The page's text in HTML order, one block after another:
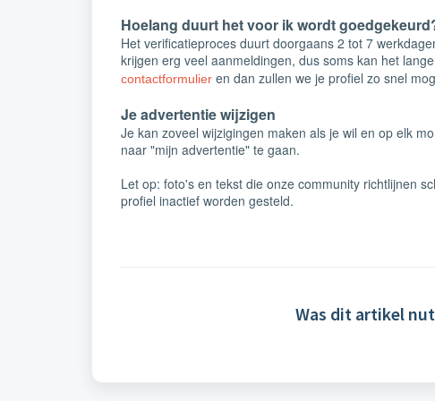
Hoelang duurt het voor ik wordt
Het verificatieproces duurt doorgaans 2 tot 7
krijgen erg veel aanmeldingen, dus soms kan het
contactformulier en dan zullen we je profiel zo snel
Je advertentie wijzigen
Je kan zoveel wijzigingen maken als je wil en op elk
naar "mijn advertentie" te gaan.
Let op: foto's en tekst die onze community richtlijnen
profiel inactief worden gesteld.
Was dit artikel